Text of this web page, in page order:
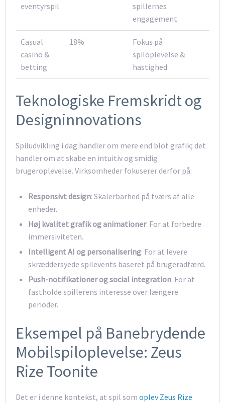
eventyrspil
spillernes
engagement
Casual
casino &
betting
18%
Fokus på
spiloplevelse &
hastighed
Teknologiske Fremskridt og
Designinnovations
Spiludvikling i dag handler om mere end blot grafik; det
handler om at skabe en intuitiv og smidig
brugeroplevelse. Virksomheder fokuserer derfor på:
Responsivt design: Skalerbarhed på tværs af alle
enheder.
Høj kvalitet grafik og animationer: For at forbedre
immersiviteten.
Intelligent AI og personalisering: For at levere
skræddersyede spilevents baseret på brugeradfærd.
Push-notifikationer og social integration: For at
fastholde spillerens interesse over længere
perioder.
Eksempel på Banebrydende
Mobilspiloplevelse: Zeus
Rize Toonite
Det er i denne kontekst, at spil som oplev Zeus Rize